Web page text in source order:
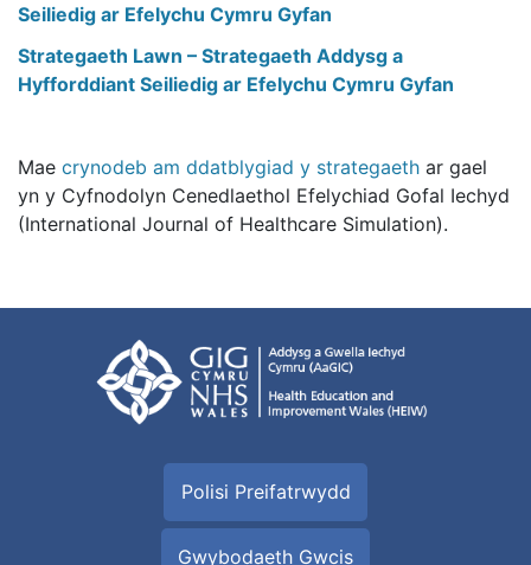
Seiliedig ar Efelychu Cymru Gyfan
Strategaeth Lawn – Strategaeth Addysg a
Hyfforddiant Seiliedig ar Efelychu Cymru Gyfan
Mae crynodeb am ddatblygiad y strategaeth ar gael
yn y Cyfnodolyn Cenedlaethol Efelychiad Gofal Iechyd
(International Journal of Healthcare Simulation).
Polisi Preifatrwydd
Gwybodaeth Gwcis